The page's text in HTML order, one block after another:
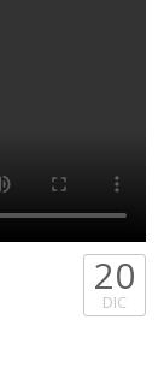
20
DIC